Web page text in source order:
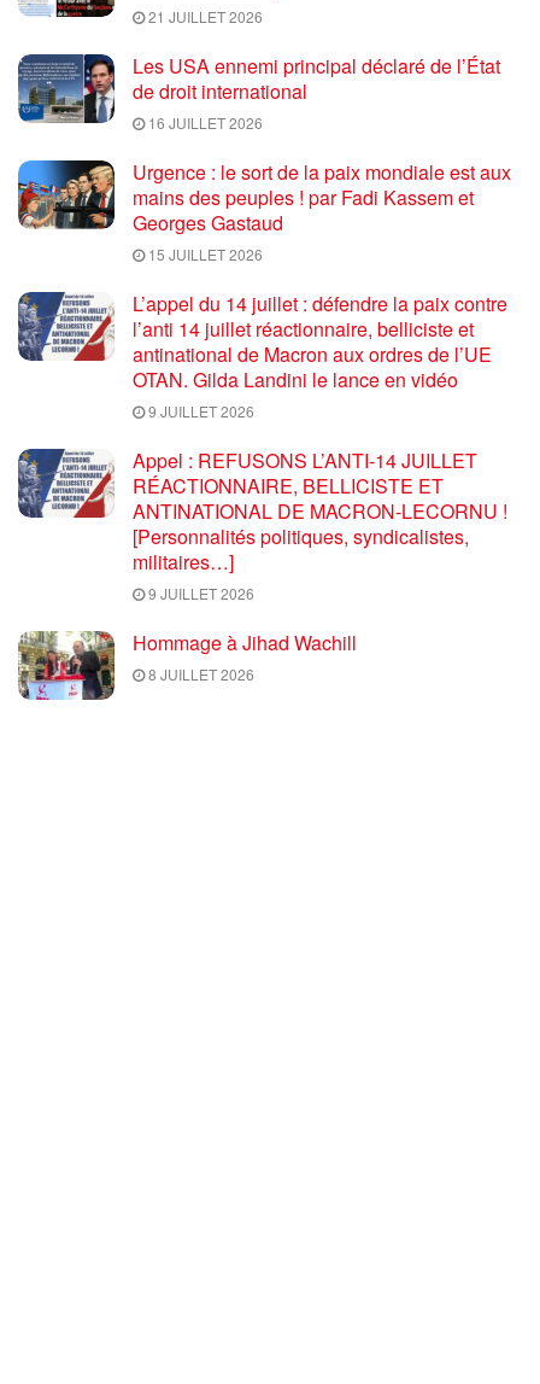
21 JUILLET 2026
Les USA ennemi principal déclaré de l’État
de droit international
16 JUILLET 2026
Urgence : le sort de la paix mondiale est aux
mains des peuples ! par Fadi Kassem et
Georges Gastaud
15 JUILLET 2026
L’appel du 14 juillet : défendre la paix contre
l’anti 14 juillet réactionnaire, belliciste et
antinational de Macron aux ordres de l’UE
OTAN. Gilda Landini le lance en vidéo
9 JUILLET 2026
Appel : REFUSONS L’ANTI-14 JUILLET
RÉACTIONNAIRE, BELLICISTE ET
ANTINATIONAL DE MACRON-LECORNU !
[Personnalités politiques, syndicalistes,
militaires…]
9 JUILLET 2026
Hommage à Jihad Wachill
8 JUILLET 2026